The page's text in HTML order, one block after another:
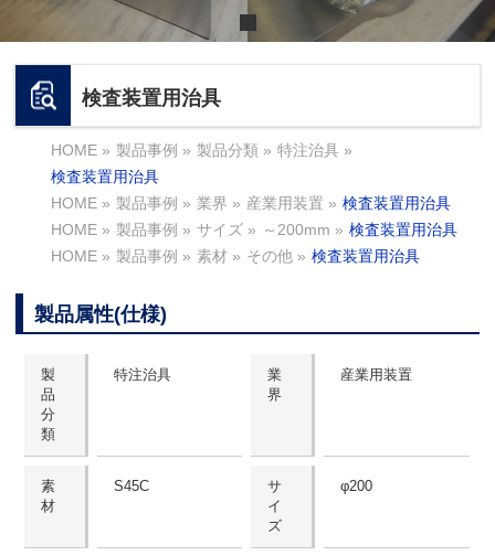
検査装置用治具
HOME » 製品事例 » 製品分類 » 特注治具 »
検査装置用治具
HOME » 製品事例 » 業界 » 産業用装置 » 検査装置用治具
HOME » 製品事例 » サイズ » ～200mm » 検査装置用治具
HOME » 製品事例 » 素材 » その他 » 検査装置用治具
製品属性(仕様)
製
品
分
類
特注治具
業
界
産業用装置
素
材
S45C
サ
イ
ズ
φ200